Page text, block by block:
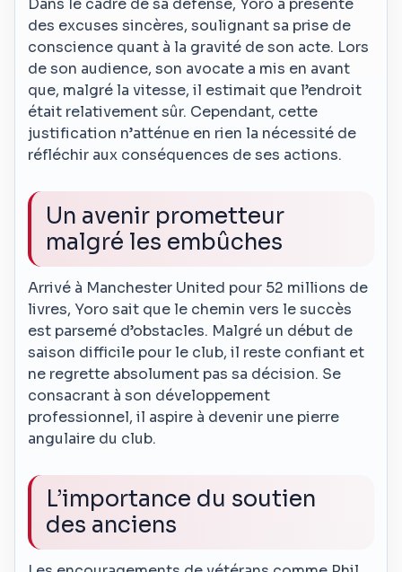
Dans le cadre de sa défense, Yoro a présenté
des excuses sincères, soulignant sa prise de
conscience quant à la gravité de son acte. Lors
de son audience, son avocate a mis en avant
que, malgré la vitesse, il estimait que l’endroit
était relativement sûr. Cependant, cette
justification n’atténue en rien la nécessité de
réfléchir aux conséquences de ses actions.
Un avenir prometteur
malgré les embûches
Arrivé à Manchester United pour 52 millions de
livres, Yoro sait que le chemin vers le succès
est parsemé d’obstacles. Malgré un début de
saison difficile pour le club, il reste confiant et
ne regrette absolument pas sa décision. Se
consacrant à son développement
professionnel, il aspire à devenir une pierre
angulaire du club.
L’importance du soutien
des anciens